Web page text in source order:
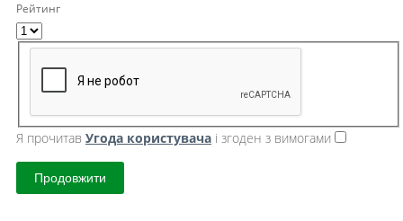
Рейтинг
Я прочитав Угода користувача і згоден з вимогами
Продовжити